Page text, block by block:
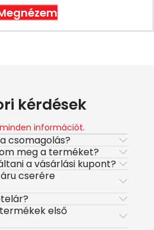
kérdések
információt.
csomagolás?
meg a terméket?
a vásárlási kupont?
cserére
első